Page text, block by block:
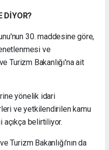
DİYOR?
30. maddesine göre,
ve
Turizm Bakanlığı'na ait
yönelik idari
ve yetkilendirilen kamu
belirtiliyor.
Turizm Bakanlığı'nın da